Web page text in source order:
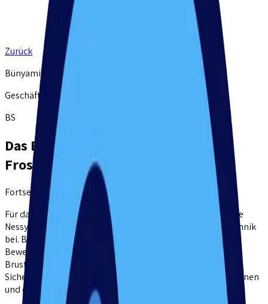
Zurück
Bünyamin Sarikaya
Geschäftsführer Nessy GmbH
BS
Das Brustschwimmen Teil 2 - Die
Froschbeine
Fortsetzung von:
Die Pfeilarme
Für das Seepferdchenabzeichen bringt die Schwimmschule
Nessy den Kindern das Brustschwimmen als Schwimmtechnik
bei. Beim Kraulen oder Rückenschwimmen sind die
Bewegungsabläufe oft schneller zu erlernen, das
Brustschwimmen gibt den Kindern allerdings die meiste
Sicherheit, weil sie so am ausdauerndsten Schwimmen können
und dabei den Überblick nicht verlieren.